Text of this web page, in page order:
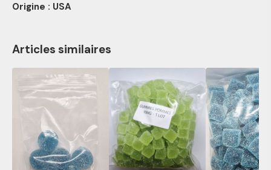
Origine : USA
Articles similaires